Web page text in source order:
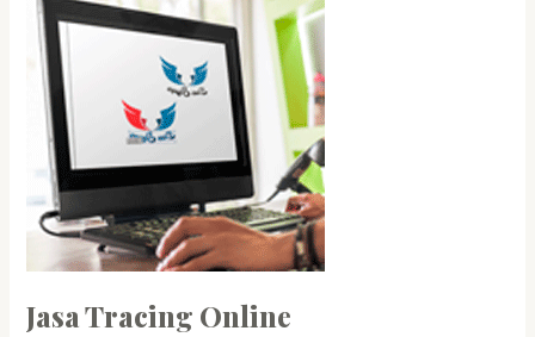
Jasa Tracing Online
Tracing
Online